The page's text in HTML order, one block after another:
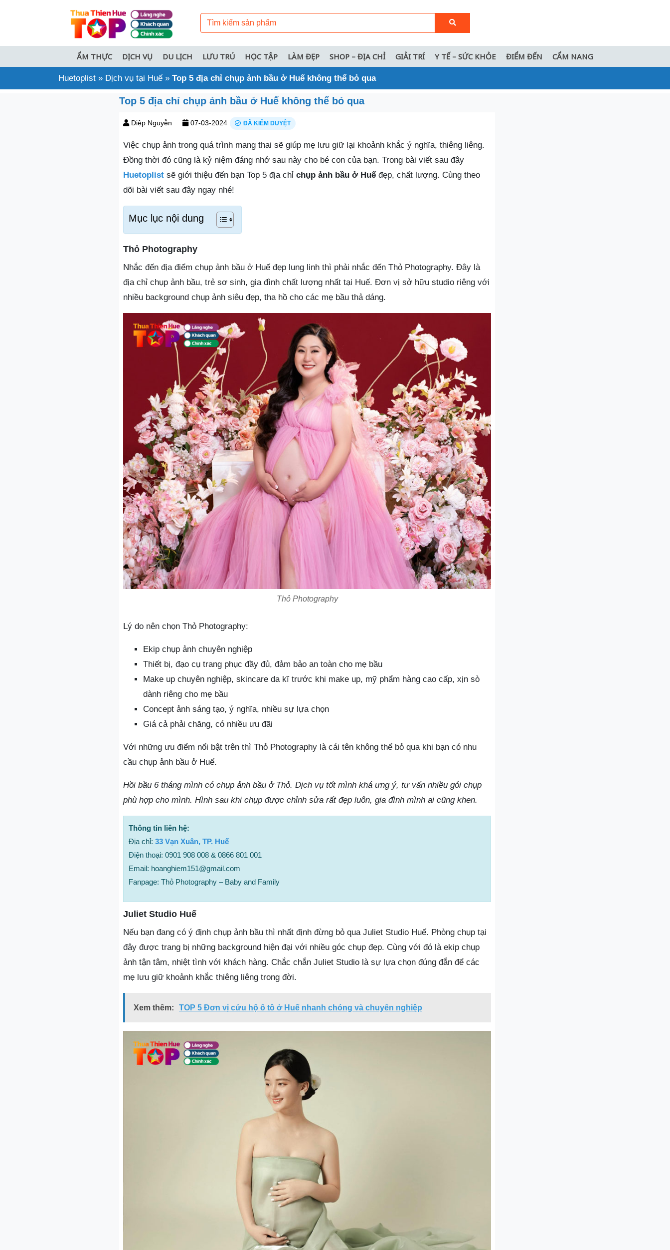
ẨM THỰC DỊCH VỤ DU LỊCH LƯU TRÚ HỌC TẬP LÀM ĐẸP SHOP – ĐỊA CHỈ GIẢI TRÍ Y TẾ – SỨC KHỎE ĐIỂM ĐẾN CẨM NANG
Huetoplist » Dịch vụ tại Huế » Top 5 địa chỉ chụp ảnh bầu ở Huế không thể bỏ qua
Top 5 địa chỉ chụp ảnh bầu ở Huế không thể bỏ qua
Diệp Nguyễn 07-03-2024 ĐÃ KIỂM DUYỆT
Việc chụp ảnh trong quá trình mang thai sẽ giúp mẹ lưu giữ lại khoảnh khắc ý nghĩa, thiêng liêng.
Đồng thời đó cũng là kỷ niệm đáng nhớ sau này cho bé con của bạn. Trong bài viết sau đây
Huetoplist sẽ giới thiệu đến bạn Top 5 địa chỉ chụp ảnh bầu ở Huếđẹp, chất lượng. Cùng theo
dõi bài viết sau đây ngay nhé!
Mục lục nội dung
Thỏ Photography
Nhắc đến địa điểm chụp ảnh bầu ở Huế đẹp lung linh thì phải nhắc đến Thỏ Photography. Đây là
địa chỉ chụp ảnh bầu, trẻ sơ sinh, gia đình chất lượng nhất tại Huế. Đơn vị sở hữu studio riêng với
nhiều background chụp ảnh siêu đẹp, tha hồ cho các mẹ bầu thả dáng.
Thỏ Photography
Lý do nên chọn Thỏ Photography:
Ekip chụp ảnh chuyên nghiệp
Thiết bị, đạo cụ trang phục đầy đủ, đảm bảo an toàn cho mẹ bầu
Make up chuyên nghiệp, skincare da kĩ trước khi make up, mỹ phẩm hàng cao cấp, xịn sò
dành riêng cho mẹ bầu
Concept ảnh sáng tạo, ý nghĩa, nhiều sự lựa chọn
Giá cả phải chăng, có nhiều ưu đãi
Với những ưu điểm nổi bật trên thì Thỏ Photography là cái tên không thể bỏ qua khi bạn có nhu
cầu chụp ảnh bầu ở Huế.
Hồi bầu 6 tháng mình có chụp ảnh bầu ở Thỏ. Dịch vụ tốt mình khá ưng ý, tư vấn nhiều gói chụp
phù hợp cho mình. Hình sau khi chụp được chỉnh sửa rất đẹp luôn, gia đình mình ai cũng khen.
Thông tin liên hệ:
Địa chỉ: 33 Vạn Xuân, TP. Huế
Điện thoại: 0901 908 008 & 0866 801 001
Email: hoanghiem151@gmail.com
Fanpage: Thỏ Photography – Baby and Family
Juliet Studio Huế
Nếu bạn đang có ý định chụp ảnh bầu thì nhất định đừng bỏ qua Juliet Studio Huế. Phòng chụp tại
đây được trang bị những background hiện đại với nhiều góc chụp đẹp. Cùng với đó là ekip chụp
ảnh tận tâm, nhiệt tình với khách hàng. Chắc chắn Juliet Studio là sự lựa chọn đúng đắn để các
mẹ lưu giữ khoảnh khắc thiêng liêng trong đời.
Xem thêm: TOP 5 Đơn vị cứu hộ ô tô ở Huế nhanh chóng và chuyên nghiệp